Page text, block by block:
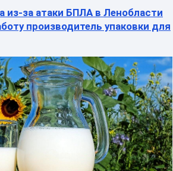
из-за атаки БПЛА в Ленобласти
производитель упаковки для